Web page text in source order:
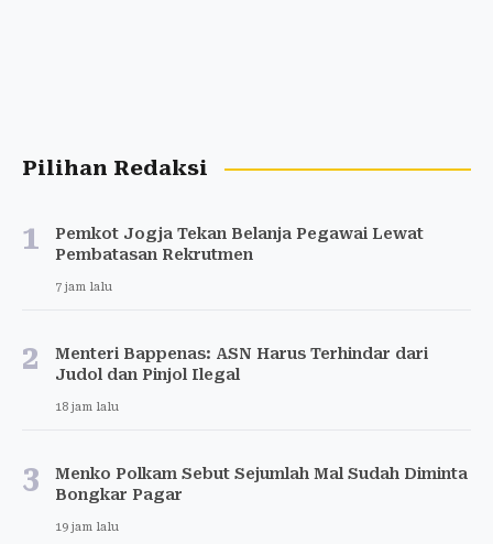
Pilihan Redaksi
1
Pemkot Jogja Tekan Belanja Pegawai Lewat
Pembatasan Rekrutmen
7 jam lalu
2
Menteri Bappenas: ASN Harus Terhindar dari
Judol dan Pinjol Ilegal
18 jam lalu
3
Menko Polkam Sebut Sejumlah Mal Sudah Diminta
Bongkar Pagar
19 jam lalu